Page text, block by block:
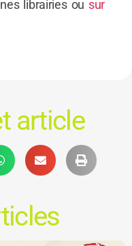
librairies ou sur
article